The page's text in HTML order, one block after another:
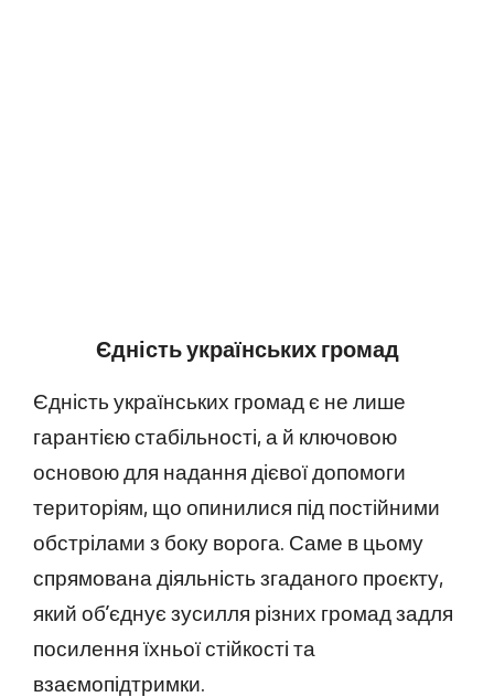
Єдність українських громад
Єдність українських громад є не лише
гарантією стабільності, а й ключовою
основою для надання дієвої допомоги
територіям, що опинилися під постійними
обстрілами з боку ворога. Саме в цьому
спрямована діяльність згаданого проєкту,
який об’єднує зусилля різних громад задля
посилення їхньої стійкості та
взаємопідтримки.